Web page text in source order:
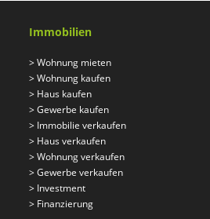
Immobilien
>Wohnung mieten
>Wohnung kaufen
> Haus kaufen
>Gewerbe kaufen
> Immobilie verkaufen
> Haus verkaufen
>Wohnung verkaufen
>Gewerbe verkaufen
> Investment
> Finanzierung